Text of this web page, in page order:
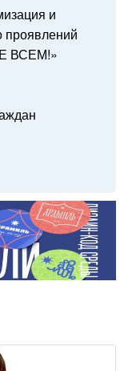
и
проявлений
ВСЕМ!»